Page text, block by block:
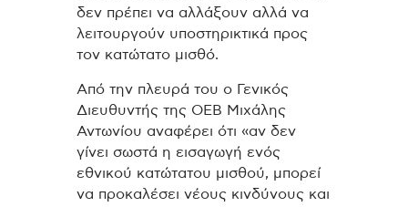
δεν πρέπει να αλλάξουν αλλά να
λειτουργούν υποστηρικτικά προς
τον κατώτατο μισθό.
Από την πλευρά του ο Γενικός
Διευθυντής της ΟΕΒ Μιχάλης
Αντωνίου αναφέρει ότι «αν δεν
γίνει σωστά η εισαγωγή ενός
εθνικού κατώτατου μισθού, μπορεί
να προκαλέσει νέους κινδύνους και